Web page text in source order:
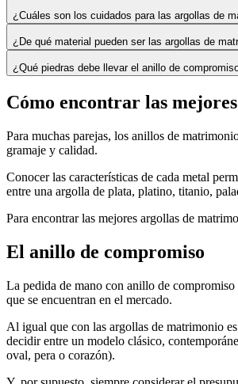
¿Cuáles son los cuidados para las argollas de
¿De qué material pueden ser las argollas de
¿Qué piedras debe llevar el anillo de
Cómo encontrar las
Para muchas parejas, los anillos de
gramaje y calidad.
Conocer las características de cada metal
entre una argolla de plata, platino, titanio,
Para encontrar las mejores argollas de
El anillo de compromiso
La pedida de mano con anillo de compromiso
que se encuentran en el mercado.
Al igual que con las argollas de matrimonio
decidir entre un modelo clásico,
oval, pera o corazón).